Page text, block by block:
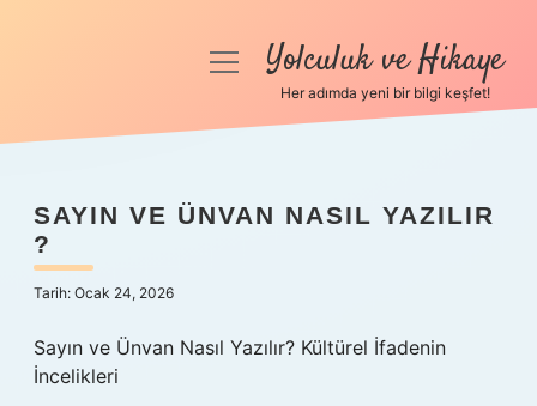
Anasayfa
Hakkımızda
menüyüYolculuk ve Hikaye
Her adımda yeni bir bilgi keşfet!
SAYIN VE ÜNVAN NASIL YAZILIR
?
Tarih: Ocak 24, 2026
Sayın ve Ünvan Nasıl Yazılır? Kültürel İfadenin
İncelikleri